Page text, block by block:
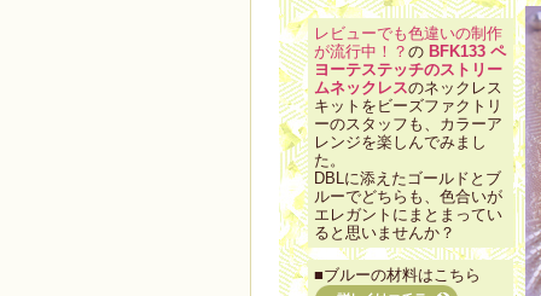
レビューでも色違いの制作
が流行中！？ の BFK133 ペ
ヨーテステッチのストリー
ムネックレスのネックレス
キットをビーズファクトリ
ーのスタッフも、カラーア
レンジを楽しんでみまし
た。
DBLに添えたゴールドとブ
ルーでどちらも、色合いが
エレガントにまとまってい
ると思いませんか？
■ブルーの材料はこちら